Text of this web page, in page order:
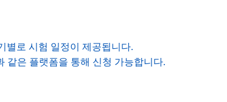
별로 시험 일정이 제공됩니다.
같은 플랫폼을 통해 신청 가능합니다.